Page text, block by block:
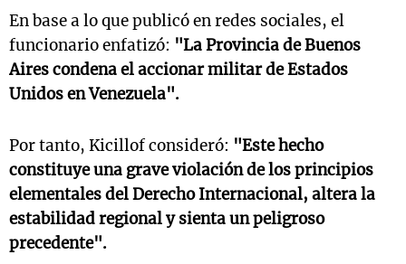
En base a lo que publicó en redes sociales, el
funcionario enfatizó: "La Provincia de Buenos
Aires condena el accionar militar de Estados
Unidos en Venezuela".
Por tanto, Kicillof consideró: "Este hecho
constituye una grave violación de los principios
elementales del Derecho Internacional, altera la
estabilidad regional y sienta un peligroso
precedente".